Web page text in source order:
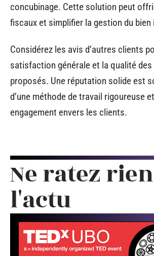
concubinage. Cette solution peut
fiscaux et simplifier la gestion du bien
Considérez les avis d’autres clients
satisfaction générale et la qualité
proposés. Une réputation solide est
d’une méthode de travail rigoureuse et
engagement envers les clients.
Ne ratez
l'actu